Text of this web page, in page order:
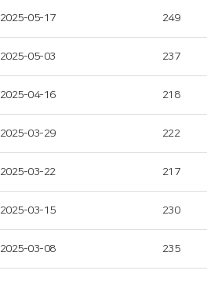
2025-05-17 249
2025-05-03 237
2025-04-16 218
2025-03-29 222
2025-03-22 217
2025-03-15 230
2025-03-08 235